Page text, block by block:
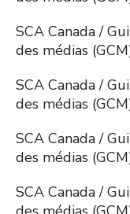
SCA Canada /
des médias
SCA Canada /
des médias
SCA Canada /
des médias
SCA Canada /